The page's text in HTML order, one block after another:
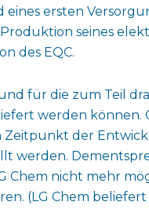
ersten
seines
des EQC.
für die zum Teil
werden können.
Zeitpunkt der
werden.
Chem nicht mehr
(LG Chem